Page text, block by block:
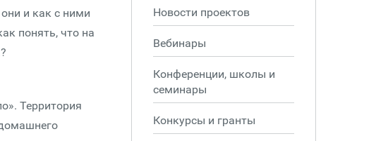
и как с ними
понять, что на
Территория
Новости проектов
Вебинары
Конференции, школы и
семинары
Конкурсы и гранты